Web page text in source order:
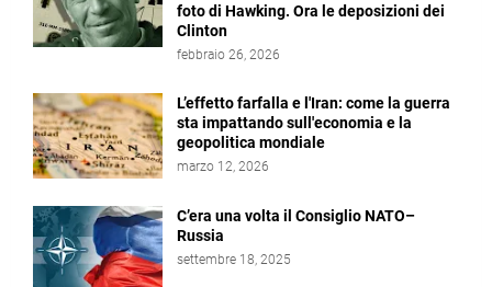
foto di Hawking. Ora le deposizioni dei
Clinton
febbraio 26, 2026
L’effetto farfalla e l'Iran: come la guerra
sta impattando sull'economia e la
geopolitica mondiale
marzo 12, 2026
C’era una volta il Consiglio NATO–
Russia
settembre 18, 2025